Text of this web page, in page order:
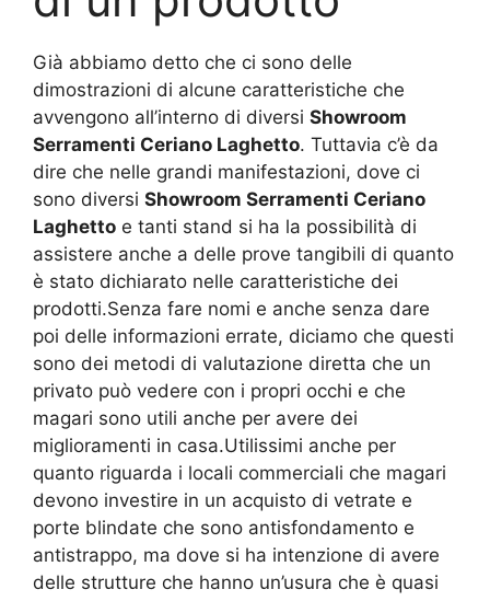
Già abbiamo detto che ci sono delle
dimostrazioni di alcune caratteristiche che
avvengono all’interno di diversi Showroom
Serramenti Ceriano Laghetto. Tuttavia c’è da
dire che nelle grandi manifestazioni, dove ci
sono diversi Showroom Serramenti Ceriano
Laghetto e tanti stand si ha la possibilità di
assistere anche a delle prove tangibili di quanto
è stato dichiarato nelle caratteristiche dei
prodotti.Senza fare nomi e anche senza dare
poi delle informazioni errate, diciamo che questi
sono dei metodi di valutazione diretta che un
privato può vedere con i propri occhi e che
magari sono utili anche per avere dei
miglioramenti in casa.Utilissimi anche per
quanto riguarda i locali commerciali che magari
devono investire in un acquisto di vetrate e
porte blindate che sono antisfondamento e
antistrappo, ma dove si ha intenzione di avere
delle strutture che hanno un’usura che è quasi